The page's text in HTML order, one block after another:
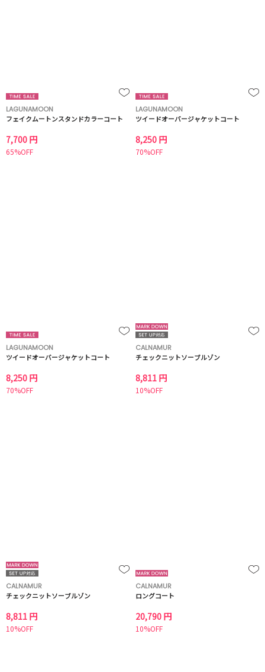
LAGUNAMOON
フェイクムートンスタンドカラーコート
7,700 円
65%OFF
LAGUNAMOON
ツイードオーバージャケットコート
8,250 円
70%OFF
LAGUNAMOON
ツイードオーバージャケットコート
8,250 円
70%OFF
CALNAMUR
チェックニットソーブルゾン
8,811 円
10%OFF
CALNAMUR
チェックニットソーブルゾン
8,811 円
10%OFF
CALNAMUR
ロングコート
20,790 円
10%OFF